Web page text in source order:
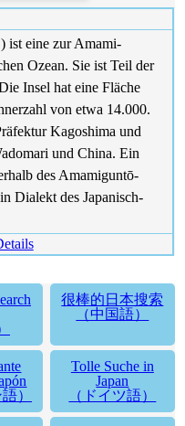
ist eine zur Amami-
Ozean. Sie ist Teil der
Insel hat eine Fläche
von etwa 14.000.
Kagoshima und
und China. Ein
des Amamiguntō-
Dialekt des Japanisch-
很棒的日本搜索
（中国語）
）
Tolle Suche in
Japan
（ドイツ語）